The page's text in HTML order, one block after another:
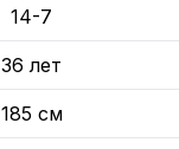
14-7
36 лет
185 см